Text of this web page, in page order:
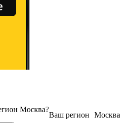
Москва
Ваш регион
Москва?